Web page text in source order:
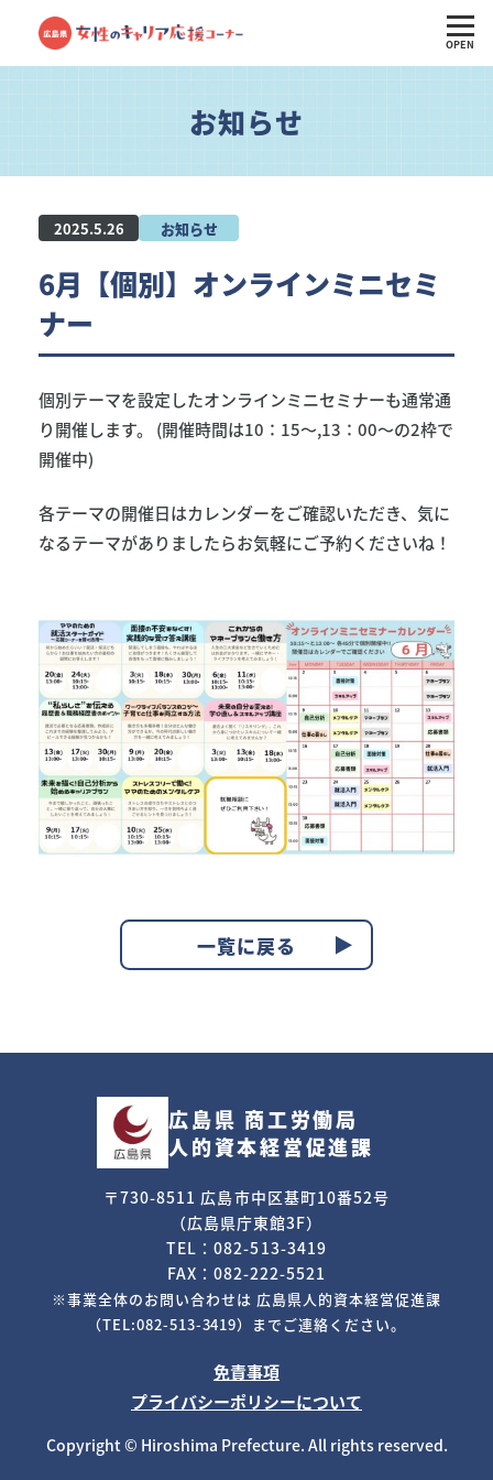
OPEN
お知らせ
2025.5.26 お知らせ
6月【個別】オンラインミニセミ
ナー
個別テーマを設定したオンラインミニセミナーも通常通
り開催します。 (開催時間は10：15～,13：00～の2枠で
開催中)
各テーマの開催日はカレンダーをご確認いただき、気に
なるテーマがありましたらお気軽にご予約くださいね！
一覧に戻る
広島県 商工労働局
人的資本経営促進課
〒730-8511 広島市中区基町10番52号
（広島県庁東館3F）
TEL：082-513-3419
FAX：082-222-5521
※事業全体のお問い合わせは 広島県人的資本経営促進課
（TEL:082-513-3419）までご連絡ください。
免責事項
プライバシーポリシーについて
Copyright © Hiroshima Prefecture. All rights reserved.